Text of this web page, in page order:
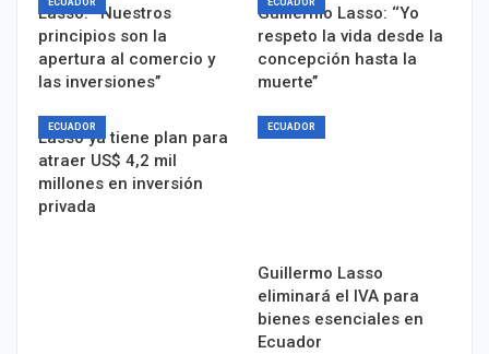
ECUADOR
Lasso: ‘‘Nuestros
principios son la
apertura al comercio y
las inversiones’’
ECUADOR
Guillermo Lasso: ‘‘Yo
respeto la vida desde la
concepción hasta la
muerte’’
ECUADOR
Lasso ya tiene plan para
atraer US$ 4,2 mil
millones en inversión
privada
ECUADOR
Guillermo Lasso
eliminará el IVA para
bienes esenciales en
Ecuador